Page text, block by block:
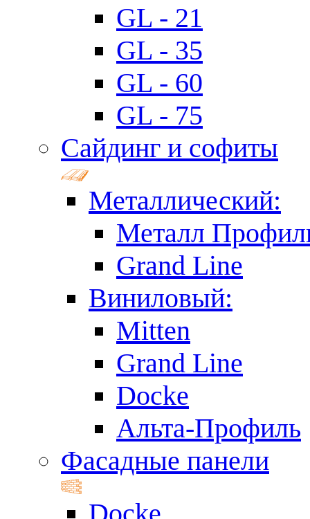
GL - 21
GL - 35
GL - 60
GL - 75
Сайдинг и софиты
Металлический:
Металл
Grand Line
Виниловый:
Mitten
Grand Line
Docke
Альта-Профиль
Фасадные панели